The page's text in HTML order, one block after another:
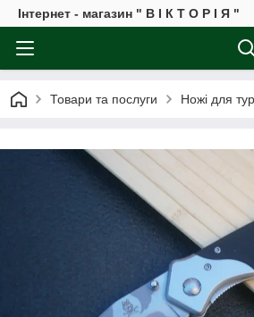
Інтернет - магазин " В І К Т О Р І Я "
Товари та послуги Ножі для